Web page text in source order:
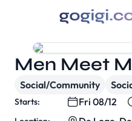
Men Meet
Social/Community
Starts: Fri 08/12